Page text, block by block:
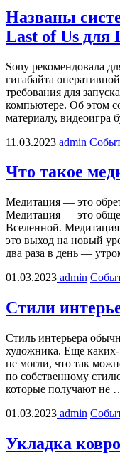
Названы
Last of Us для
Sony рекомендовала
гигабайта
требования для
компьютере. Об этом
материалу, видеоигра
11.03.2023 admin
Что такое
Медитация — это
Медитация — это
Вселенной.
это выход на новый
два раза в день —
01.03.2023 admin
Стили
Стиль интерьера
художника. Еще каких-
не могли, что так
по собственному
которые получают не
01.03.2023 admin
Укладка